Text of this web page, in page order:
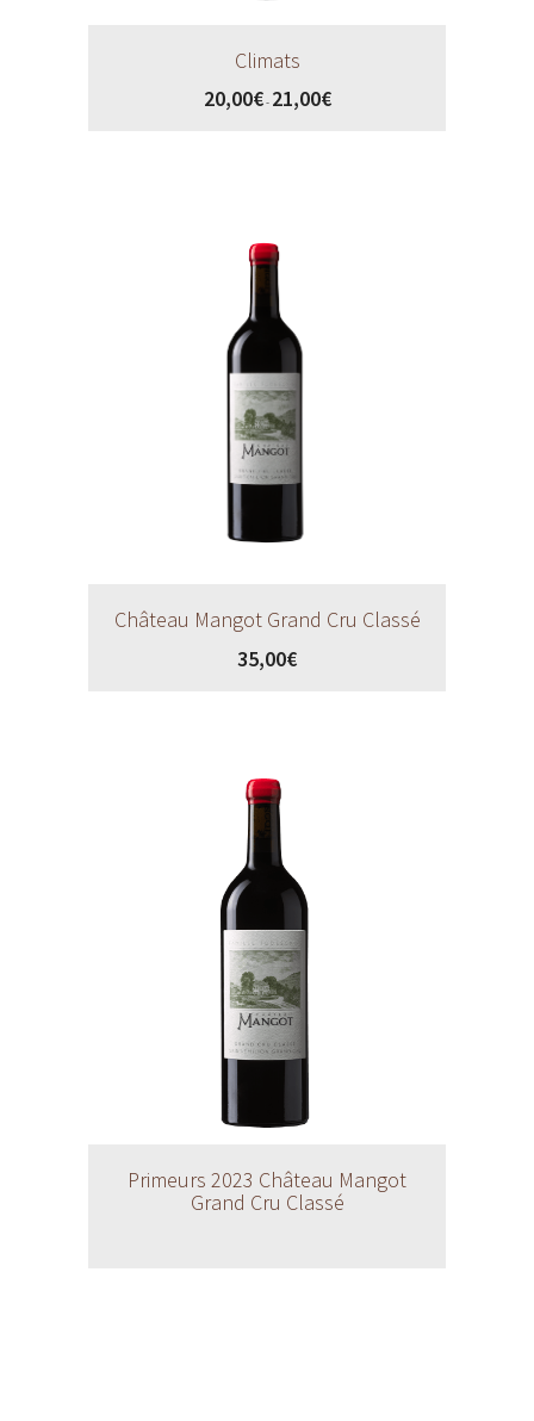
Climats
20,00€- 21,00€
Château Mangot Grand Cru Classé
35,00€
Primeurs 2023 Château Mangot
Grand Cru Classé